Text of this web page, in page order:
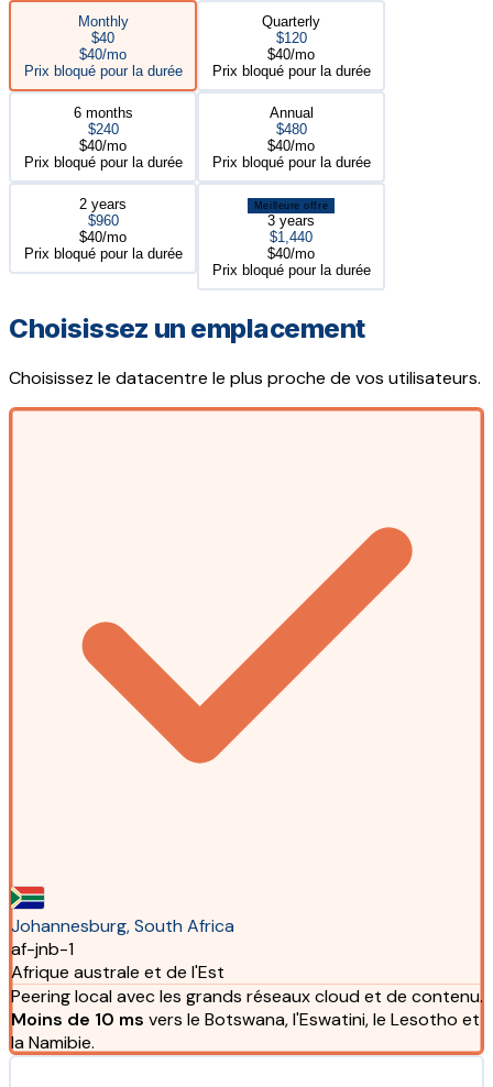
Monthly
$40
$40/mo
Prix bloqué pour la durée
Quarterly
$120
$40/mo
Prix bloqué pour la durée
6 months
$240
$40/mo
Prix bloqué pour la durée
Annual
$480
$40/mo
Prix bloqué pour la durée
2 years
$960
$40/mo
Prix bloqué pour la durée
Meilleure offre
3 years
$1,440
$40/mo
Prix bloqué pour la durée
Choisissez un emplacement
Choisissez le datacentre le plus proche de vos utilisateurs.
Johannesburg, South Africa
af-jnb-1
Afrique australe et de l'Est
Peering local avec les grands réseaux cloud et de contenu.
Moins de 10 ms vers le Botswana, l'Eswatini, le Lesotho et
la Namibie.